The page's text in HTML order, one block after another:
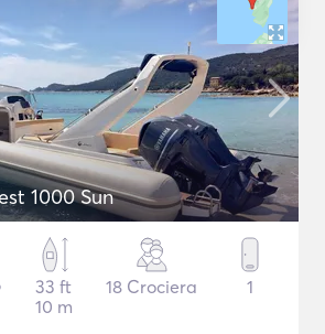
1000 Sun
33 ft
10 m
18 Crociera 1